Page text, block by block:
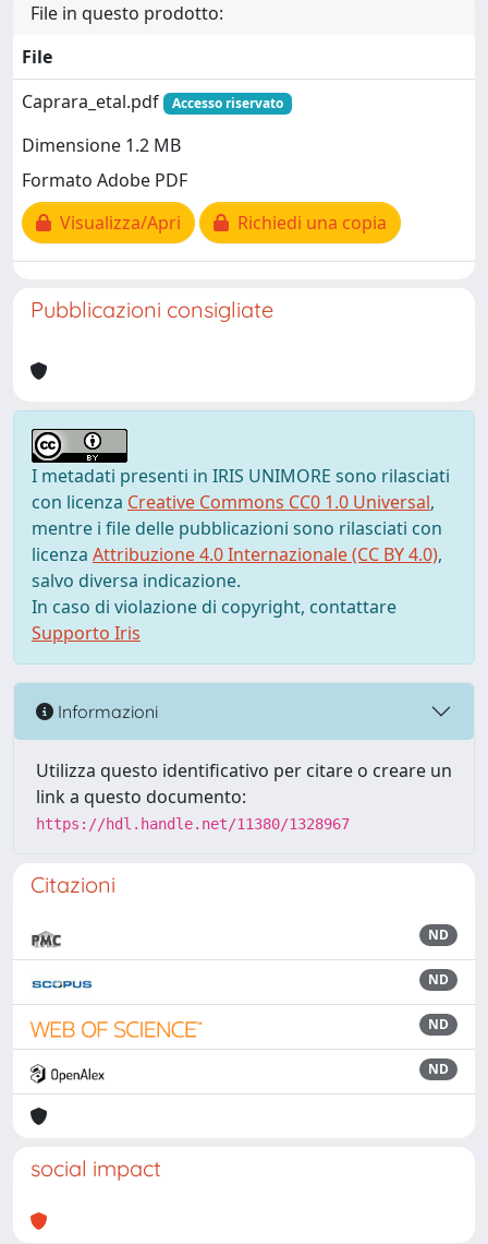
File in questo prodotto:
File
Caprara_etal.pdf
Accesso riservato
Dimensione 1.2 MB
Formato Adobe PDF
Visualizza/Apri
Richiedi una copia
Pubblicazioni consigliate
I metadati presenti in IRIS UNIMORE sono rilasciati
con licenza Creative Commons CC0 1.0 Universal,
mentre i file delle pubblicazioni sono rilasciati con
licenza Attribuzione 4.0 Internazionale (CC BY 4.0),
salvo diversa indicazione.
In caso di violazione di copyright, contattare
Supporto Iris
Informazioni
Utilizza questo identificativo per citare o creare un
link a questo documento:
https://hdl.handle.net/11380/1328967
Citazioni
ND
ND
ND
ND
social impact